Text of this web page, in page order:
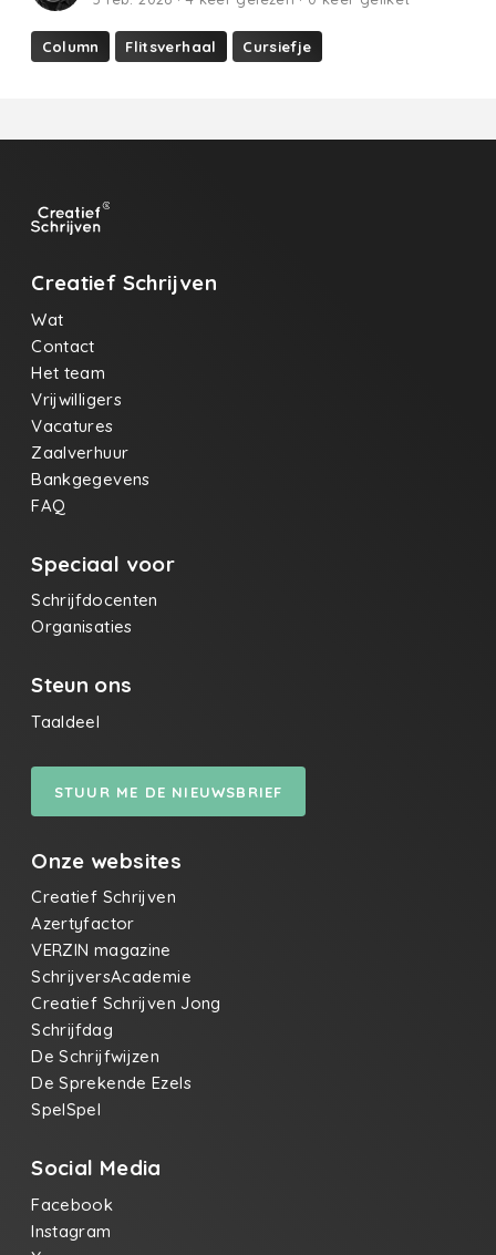
Column Flitsverhaal Cursiefje
Creatief Schrijven
Wat
Contact
Het team
Vrijwilligers
Vacatures
Zaalverhuur
Bankgegevens
FAQ
Speciaal voor
Schrijfdocenten
Organisaties
Steun ons
Taaldeel
STUUR ME DE NIEUWSBRIEF
Onze websites
Creatief Schrijven
Azertyfactor
VERZIN magazine
SchrijversAcademie
Creatief Schrijven Jong
Schrijfdag
De Schrijfwijzen
De Sprekende Ezels
SpelSpel
Social Media
Facebook
Instagram